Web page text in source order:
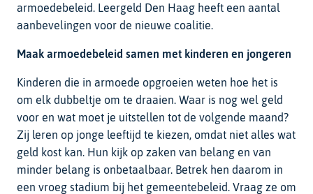
armoedebeleid. Leergeld Den Haag heeft een aantal
aanbevelingen voor de nieuwe coalitie.
Maak armoedebeleid samen met kinderen en jongeren
Kinderen die in armoede opgroeien weten hoe het is
om elk dubbeltje om te draaien. Waar is nog wel geld
voor en wat moet je uitstellen tot de volgende maand?
Zij leren op jonge leeftijd te kiezen, omdat niet alles wat
geld kost kan. Hun kijk op zaken van belang en van
minder belang is onbetaalbaar. Betrek hen daarom in
een vroeg stadium bij het gemeentebeleid. Vraag ze om